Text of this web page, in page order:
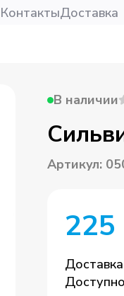
КонтактыДоставка
В наличии
Артикул:
225
Доставка